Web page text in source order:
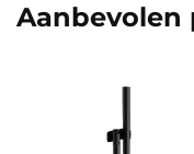
Aanbevolen